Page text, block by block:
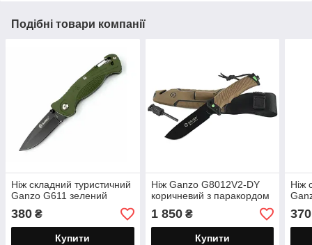
Подібні товари компанії
Ніж складний туристичний
Ganzo G611 зелений
380 ₴
Купити
Ніж Ganzo G8012V2-DY
коричневий з паракордом
1 850₴
Купити
Ніж
370